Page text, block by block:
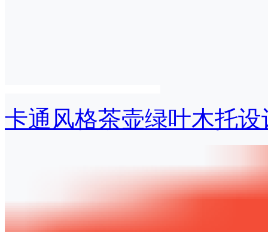
卡通风格茶壶绿叶木托设